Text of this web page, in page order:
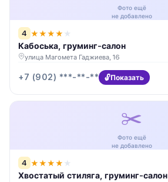
Фото ещё
не добавлено
4 ★★★★ ★
Кабоська, груминг-салон
улица Магомета Гаджиева, 16
+7 (902) ***-**-** Показать
✂️
Фото ещё
не добавлено
4 ★★★★ ★
Хвостатый стиляга, груминг-салон